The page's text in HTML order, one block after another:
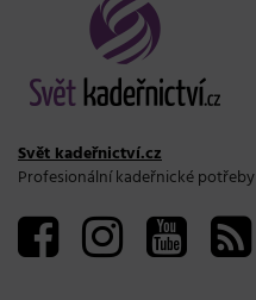
Svět kadeřnictví.cz
Profesionální kadeřnické potřeby